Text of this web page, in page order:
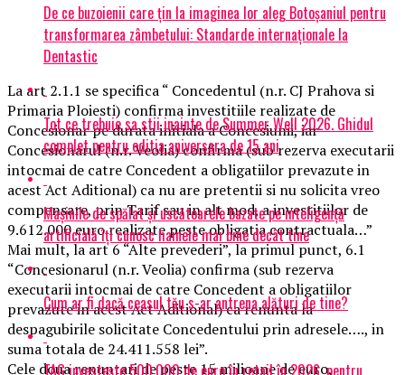
La art 2.1.1 se specifica “ Concedentul (n.r. CJ Prahova si
Primaria Ploiesti) confirma investitiile realizate de
Concesionar pe durata initiala a Concesiunii, iar
Concesionarul (n.r. Veolia) confirma (sub rezerva executarii
intocmai de catre Concedent a obligatiilor prevazute in
acest Act Aditional) ca nu are pretentii si nu solicita vreo
compensare, prin Tarif sau in alt mod, a investitiilor de
9.612.000 euro realizate peste obligatia contractuala…”
Mai mult, la art 6 “Alte prevederi”, la primul punct, 6.1
“Concesionarul (n.r. Veolia) confirma (sub rezerva
executarii intocmai de catre Concedent a obligatiilor
prevazute in acest Act Aditional) ca renunta la
despagubirile solicitate Concedentului prin adresele…., in
suma totala de 24.411.558 lei”.
Cele doua renuntari de peste 15 milioane de euro,
De ce buzoienii care țin la imaginea lor aleg Botoșaniul pentru
transformarea zâmbetului: Standarde internaționale la
Dentastic
Tot ce trebuie sa stii inainte de Summer Well 2026. Ghidul
complet pentru editia aniversara de 15 ani
Mașinile de spălat și uscătoarele bazate pe inteligență
artificială îți cunosc hainele mai bine decât tine
Cum ar fi dacă ceasul tău s-ar antrena alături de tine?
TAG investește 500.000 de euro în retail în 2026, pentru